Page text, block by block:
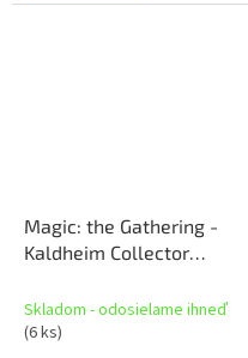
Magic: the Gathering -
Kaldheim Collector
Skladom - odosielame ihneď
(6 ks)